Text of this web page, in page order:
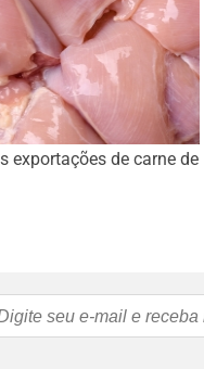
exportações de carne de